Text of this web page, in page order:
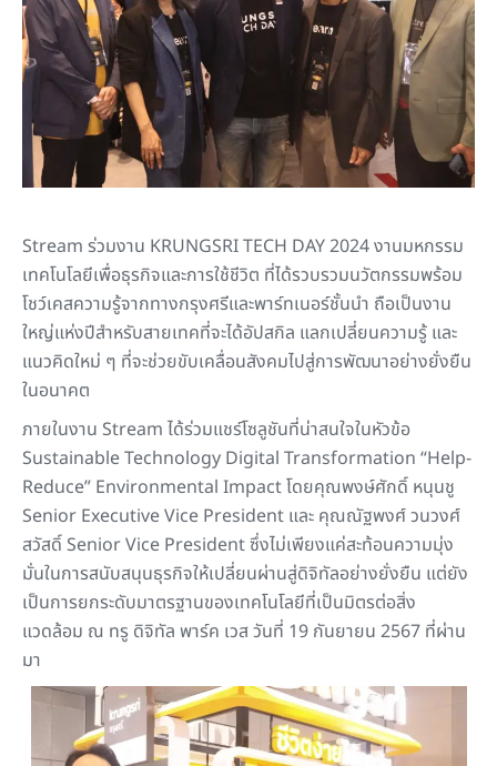
Stream ร่วมงาน KRUNGSRI TECH DAY 2024 งานมหกรรม
เทคโนโลยีเพื่อธุรกิจและการใช้ชีวิต ที่ได้รวบรวมนวัตกรรมพร้อม
โชว์เคสความรู้จากทางกรุงศรีและพาร์ทเนอร์ชั้นนำ ถือเป็นงาน
ใหญ่แห่งปีสำหรับสายเทคที่จะได้อัปสกิล แลกเปลี่ยนความรู้ และ
แนวคิดใหม่ ๆ ที่จะช่วยขับเคลื่อนสังคมไปสู่การพัฒนาอย่างยั่งยืน
ในอนาคต
ภายในงาน Stream ได้ร่วมแชร์โซลูชันที่น่าสนใจในหัวข้อ
Sustainable Technology Digital Transformation “Help-
Reduce” Environmental Impact โดยคุณพงษ์ศักดิ์ หนุนชู
Senior Executive Vice President และ คุณณัฐพงศ์ วนวงศ์
สวัสดิ์ Senior Vice President ซึ่งไม่เพียงแค่สะท้อนความมุ่ง
มั่นในการสนับสนุนธุรกิจให้เปลี่ยนผ่านสู่ดิจิทัลอย่างยั่งยืน แต่ยัง
เป็นการยกระดับมาตรฐานของเทคโนโลยีที่เป็นมิตรต่อสิ่ง
แวดล้อม ณ ทรู ดิจิทัล พาร์ค เวส วันที่ 19 กันยายน 2567 ที่ผ่าน
มา